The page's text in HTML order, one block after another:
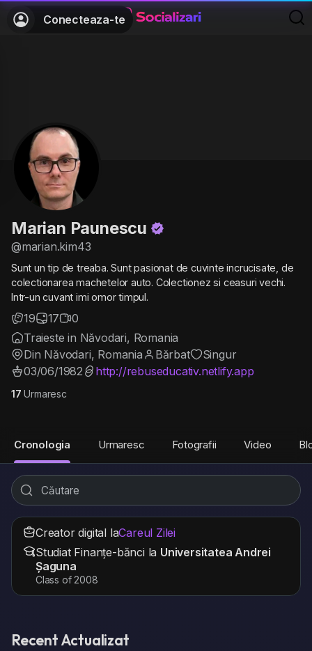
Conecteaza-te
Marian Paunescu
@marian.kim43
Sunt un tip de treaba. Sunt pasionat de cuvinte incrucisate, de
colectionarea machetelor auto. Colectionez si ceasuri vechi.
Intr-un cuvant imi omor timpul.
19 17
0
Traieste in Năvodari, Romania
Din Năvodari, Romania
Bărbat
Singur
03/06/1982
http://rebuseducativ.netlify.app
17 Urmaresc
Cronologia Urmaresc Fotografii Video
Creator digital laCareul Zilei
Studiat Finanțe-bănci la Universitatea Andrei
Șaguna
Class of 2008
Recent Actualizat